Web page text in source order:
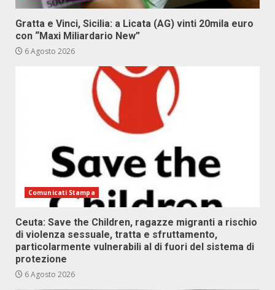
Gratta e Vinci, Sicilia: a Licata (AG) vinti 20mila euro
con “Maxi Miliardario New”
6 Agosto 2026
Comunicati Stampa
Ceuta: Save the Children, ragazze migranti a rischio
di violenza sessuale, tratta e sfruttamento,
particolarmente vulnerabili al di fuori del sistema di
protezione
6 Agosto 2026